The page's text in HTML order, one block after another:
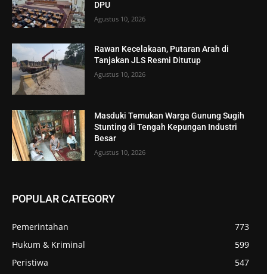
DPU
Agustus 10, 2026
Rawan Kecelakaan, Putaran Arah di
Tanjakan JLS Resmi Ditutup
Agustus 10, 2026
Masduki Temukan Warga Gunung Sugih
Stunting di Tengah Kepungan Industri
Besar
Agustus 10, 2026
POPULAR CATEGORY
Pemerintahan
773
Hukum & Kriminal
599
Peristiwa
547